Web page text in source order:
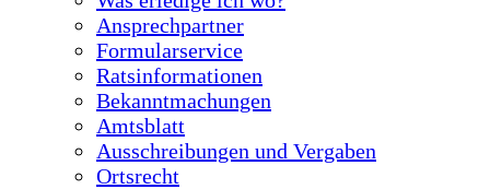
Ansprechpartner
Formularservice
Ratsinformationen
Bekanntmachungen
Amtsblatt
Ausschreibungen und Vergaben
Ortsrecht